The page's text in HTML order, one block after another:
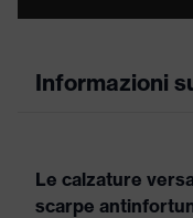
Informazioni
Le calzature
scarpe